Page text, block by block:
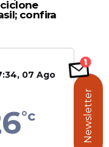
confira
07 Ago
°c Newsletter